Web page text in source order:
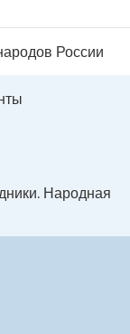
России
Народная